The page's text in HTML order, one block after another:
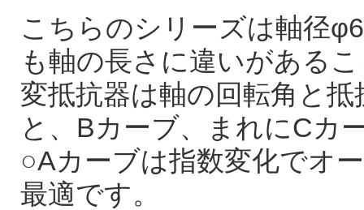
こちらのシリーズは軸径
も軸の長さに違いがある
変抵抗器は軸の回転角と
と、Bカーブ、まれにCカ
○Aカーブは指数変化でオ
最適です。